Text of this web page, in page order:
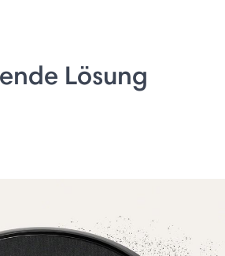
Lösung